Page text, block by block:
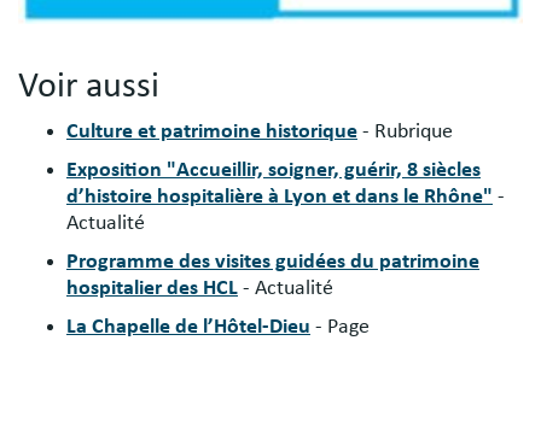
Voir aussi
Culture et patrimoine historique - Rubrique
Exposition "Accueillir, soigner, guérir, 8 siècles
d’histoire hospitalière à Lyon et dans le Rhône" -
Actualité
Programme des visites guidées du patrimoine
hospitalier des HCL - Actualité
La Chapelle de l’Hôtel-Dieu - Page